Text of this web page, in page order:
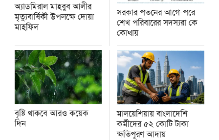
অ্যাডমিরাল মাহবুব আলীর
মৃত্যুবার্ষিকী উপলক্ষে দোয়া
মাহফিল
সরকার পতনের আগে-পরে
শেখ পরিবারের সদস্যরা কে
কোথায়
বৃষ্টি থাকবে আরও কয়েক
দিন
মালয়েশিয়ায় বাংলাদেশি
কর্মীদের ৫২ কোটি টাকা
ক্ষতিপূরণ আদায়